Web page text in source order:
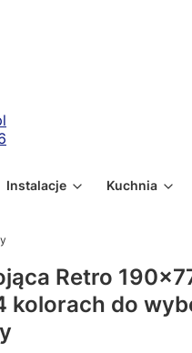
Instalacje Kuchnia
Retro
kolorach do